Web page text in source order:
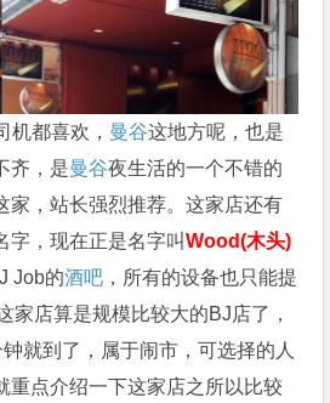
机都喜欢， 曼谷这地方呢，也是
齐，是曼谷夜生活的一个不错的
家，站长强烈推荐。这家店还有
字，现在正是名字叫Wood(木头)
Job的酒吧 ，所有的设备也只能提
家店算是规模比较大的BJ店了，
就到了，属于闹市，可选择的人
重点介绍一下这家店之所以比较